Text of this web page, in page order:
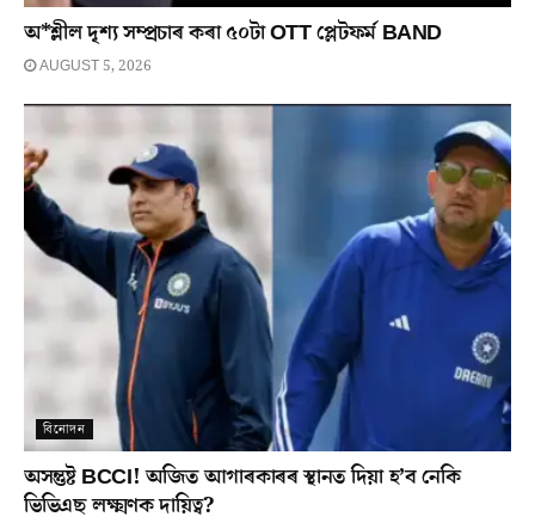
অ*শ্লীল দৃশ্য সম্প্ৰচাৰ কৰা ৫০টা OTT প্লেটফৰ্ম BAND
AUGUST 5, 2026
বিনোদন
অসন্তুষ্ট BCCI! অজিত আগাৰকাৰৰ স্থানত দিয়া হ’ব নেকি
ভিভিএছ লক্ষ্মণক দায়িত্ব?